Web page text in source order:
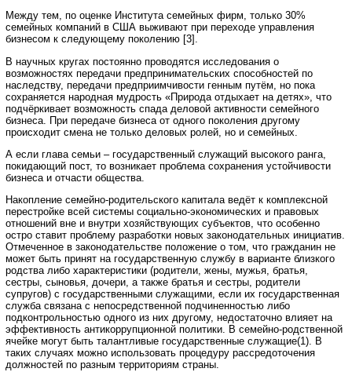
Между тем, по оценке Института семейных фирм, только 30%
семейных компаний в США выживают при переходе управления
бизнесом к следующему поколению [3].
В научных кругах постоянно проводятся исследования о
возможностях передачи предпринимательских способностей по
наследству, передачи предприимчивости генным путём, но пока
сохраняется народная мудрость «Природа отдыхает на детях», что
подчёркивает возможность спада деловой активности семейного
бизнеса. При передаче бизнеса от одного поколения другому
происходит смена не только деловых ролей, но и семейных.
А если глава семьи – государственный служащий высокого ранга,
покидающий пост, то возникает проблема сохранения устойчивости
бизнеса и отчасти общества.
Накопление семейно-родительского капитала ведёт к комплексной
перестройке всей системы социально-экономических и правовых
отношений вне и внутри хозяйствующих субъектов, что особенно
остро ставит проблему разработки новых законодательных инициатив.
Отмеченное в законодательстве положение о том, что гражданин не
может быть принят на государственную службу в варианте близкого
родства либо характеристики (родители, жены, мужья, братья,
сестры, сыновья, дочери, а также братья и сестры, родители
супругов) с государственными служащими, если их государственная
служба связана с непосредственной подчиненностью либо
подконтрольностью одного из них другому, недостаточно влияет на
эффективность антикоррупционной политики. В семейно-родственной
ячейке могут быть талантливые государственные служащие(1). В
таких случаях можно использовать процедуру рассредоточения
должностей по разным территориям страны.